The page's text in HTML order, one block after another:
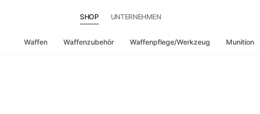
SHOP UNTERNEHMEN
Waffen Waffenzubehör Waffenpflege/Werkzeug Munition